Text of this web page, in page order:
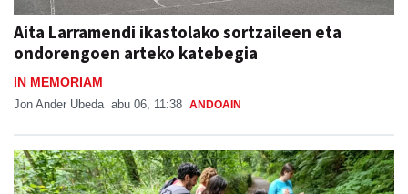
Aita Larramendi ikastolako sortzaileen eta
ondorengoen arteko katebegia
IN MEMORIAM
Jon Ander Ubeda abu 06, 11:38 ANDOAIN